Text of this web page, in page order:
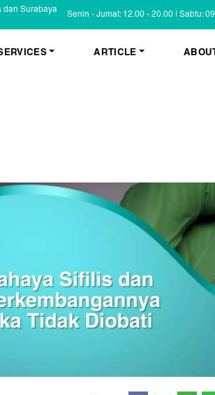
dan Surabaya
Senin - Jumat: 12.00 - 20.00 | Sabtu:
Eczema
Masalah Kulit Lain
Infeksi
Keluhan Kulit
Non Infeksi
ARTICLE
Informasi Umum
Tips dan Trik
Cerita Pasien